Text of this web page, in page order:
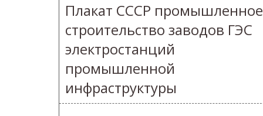
Плакат СССР промышленное
строительство заводов ГЭС
электростанций
промышленной
инфраструктуры